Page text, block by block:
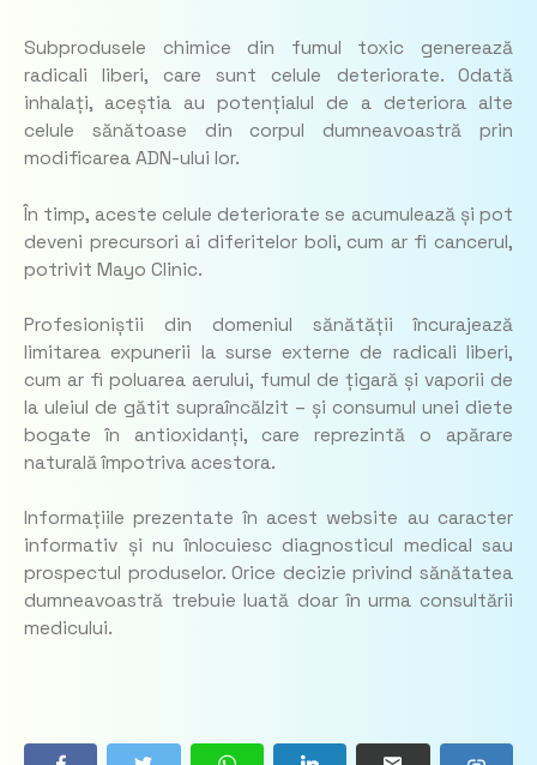
Subprodusele chimice din fumul toxic generează
radicali liberi, care sunt celule deteriorate. Odată
inhalați, aceștia au potențialul de a deteriora alte
celule sănătoase din corpul dumneavoastră prin
modificarea ADN-ului lor.
În timp, aceste celule deteriorate se acumulează și pot
deveni precursori ai diferitelor boli, cum ar fi cancerul,
potrivit Mayo Clinic.
Profesioniștii din domeniul sănătății încurajează
limitarea expunerii la surse externe de radicali liberi,
cum ar fi poluarea aerului, fumul de țigară și vaporii de
la uleiul de gătit supraîncălzit – și consumul unei diete
bogate în antioxidanți, care reprezintă o apărare
naturală împotriva acestora.
Informațiile prezentate în acest website au caracter
informativ și nu înlocuiesc diagnosticul medical sau
prospectul produselor. Orice decizie privind sănătatea
dumneavoastră trebuie luată doar în urma consultării
medicului.